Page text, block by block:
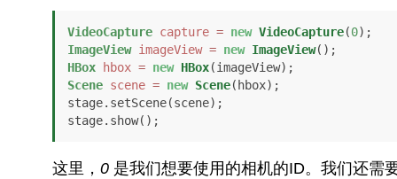
VideoCapture capture = new VideoCapture(0
ImageView imageView = new ImageView
HBox
hbox = new HBox
Scene scene = new Scene(hbox);
stage.setScene(scene);
stage.show();
这里， 0 是我们想要使用的相机的ID。我们还需